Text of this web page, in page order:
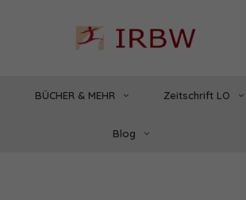
BÜCHER & MEHR Zeitschrift LO
Blog